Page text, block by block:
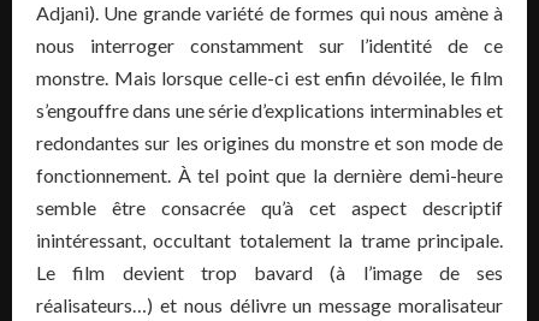
Adjani). Une grande variété de formes qui nous amène à
nous interroger constamment sur l’identité de ce
monstre. Mais lorsque celle-ci est enfin dévoilée, le film
s’engouffre dans une série d’explications interminables et
redondantes sur les origines du monstre et son mode de
fonctionnement. À tel point que la dernière demi-heure
semble être consacrée qu’à cet aspect descriptif
inintéressant, occultant totalement la trame principale.
Le film devient trop bavard (à l’image de ses
réalisateurs…) et nous délivre un message moralisateur